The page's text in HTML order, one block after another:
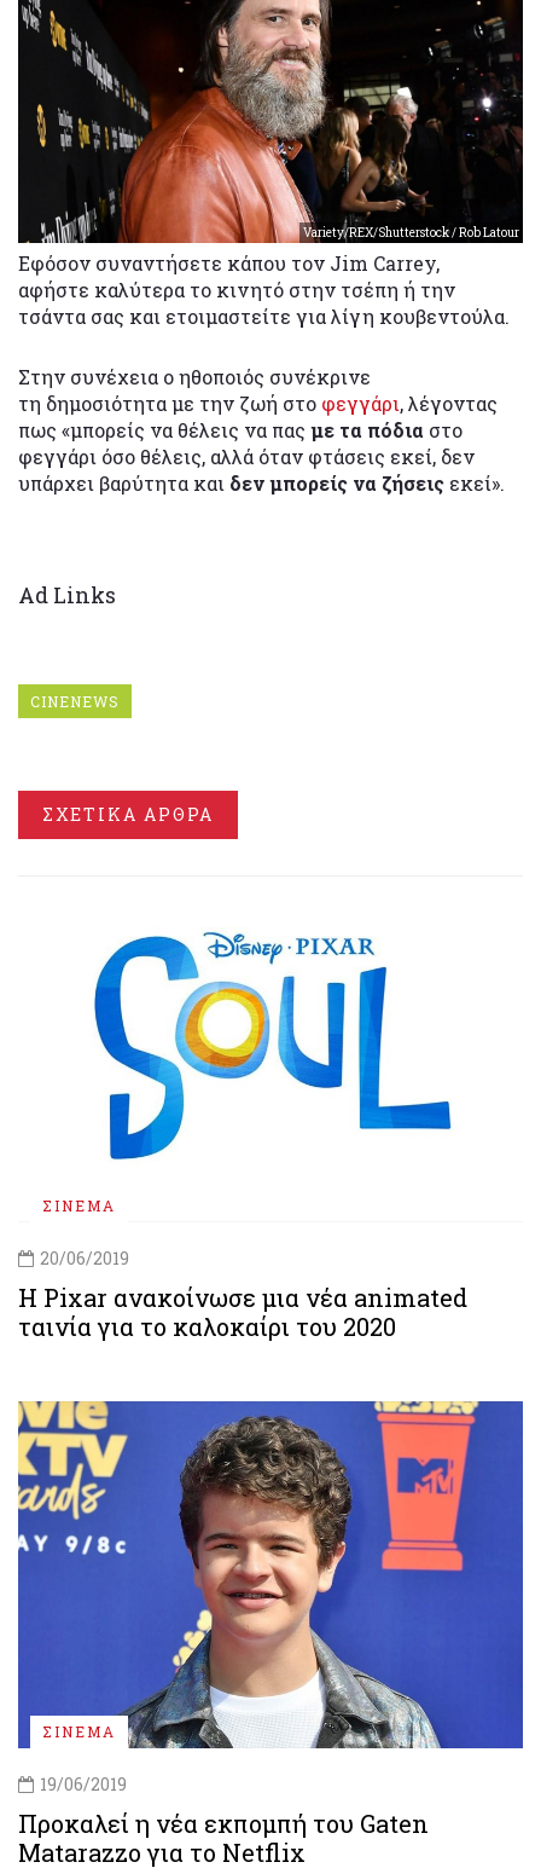
Variety/REX/Shutterstock / Rob Latour
Εφόσον συναντήσετε κάπου τον Jim Carrey,
αφήστε καλύτερα το κινητό στην τσέπη ή την
τσάντα σας και ετοιμαστείτε για λίγη κουβεντούλα.
Στην συνέχεια ο ηθοποιός συνέκρινε
τη δημοσιότητα με την ζωή στο φεγγάρι, λέγοντας
πως «μπορείς να θέλεις να πας με τα πόδια στο
φεγγάρι όσο θέλεις, αλλά όταν φτάσεις εκεί, δεν
υπάρχει βαρύτητα και δεν μπορείς να ζήσεις εκεί».
Ad Links
CINENEWS
ΣΧΕΤΙΚΑ ΑΡΘΡΑ
ΣΙΝΕΜΑ
20/06/2019
Η Pixar ανακοίνωσε μια νέα animated
ταινία για το καλοκαίρι του 2020
ΣΙΝΕΜΑ
19/06/2019
Προκαλεί η νέα εκπομπή του Gaten
Matarazzo για το Netflix